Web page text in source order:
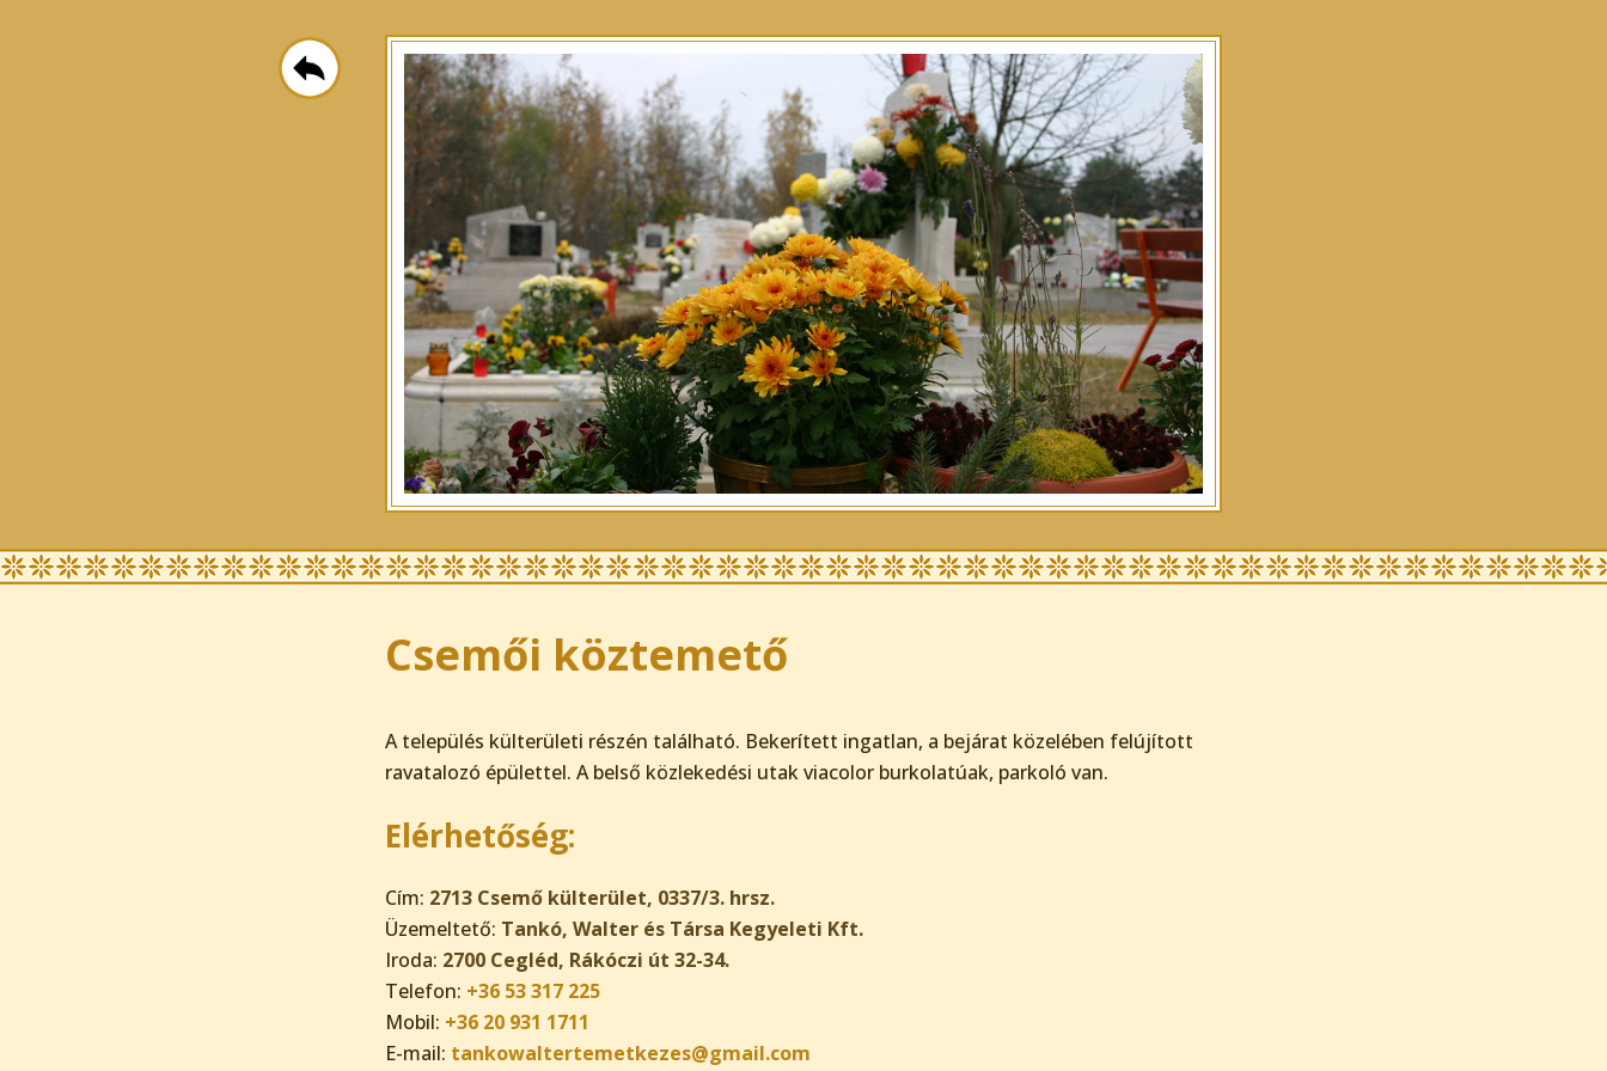
Csemői köztemető
A település külterületi részén található. Bekerített ingatlan, a bejárat közelében felújított
ravatalozó épülettel. A belső közlekedési utak viacolor burkolatúak, parkoló van.
Elérhetőség:
Cím: 2713 Csemő külterület, 0337/3. hrsz.
Üzemeltető: Tankó, Walter és Társa Kegyeleti Kft.
Iroda: 2700 Cegléd, Rákóczi út 32-34.
Telefon: +36 53 317 225
Mobil: +36 20 931 1711
E-mail: tankowaltertemetkezes@gmail.com